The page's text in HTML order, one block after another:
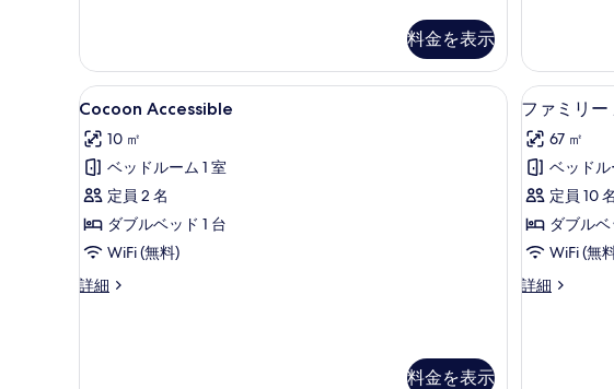
表
示
す
る
詳
細
料金を表示
示
す
る
細
Cocoon
Accessible
の
す
べ
て
の
写
Cocoon Accessible | 高級寝具、セレクト コンフ
5
Cocoon Accessible
10 ㎡
ベッドルーム 1 室
定員 2 名
ダブルベッド 1 台
WiFi (無料)
詳細
Cocoon
料金を表示
フ
ァ
ミ
リ
ー
ル
ム
4
ファミリー
67 ㎡
ベッドル
定員 10 名
ダブル
WiFi (無
詳細
フ